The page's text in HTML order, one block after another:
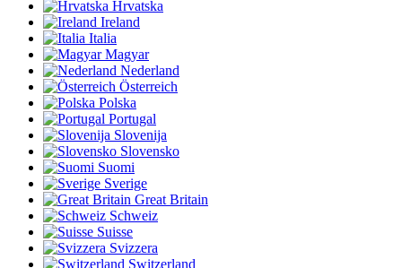
Hrvatska
Ireland
Italia
Magyar
Nederland
Österreich
Polska
Portugal
Slovenija
Slovensko
Suomi
Sverige
Great Britain
Schweiz
Suisse
Svizzera
Switzerland